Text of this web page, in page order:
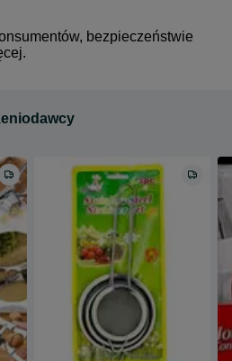
bezpieczeństwie